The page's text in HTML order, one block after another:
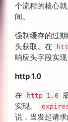
个流程的核心
间。
强制缓存的过
头获取。在
响应头字段实现
http 1.0
在
http 1.0
实现。
说，当发起请